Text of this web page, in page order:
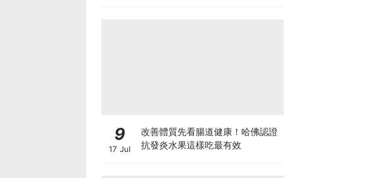
9
17 Jul
改善體質先看腸道健康！哈佛認證
抗發炎水果這樣吃最有效